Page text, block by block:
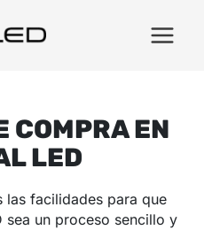
COMPRA EN
LED
las facilidades para que
sea un proceso sencillo y